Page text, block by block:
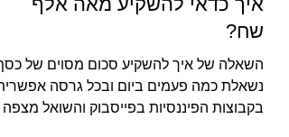
7 בנוב׳ 2023
זמן קריאה 2 דקות
איך כדאי להשקיע מאה אלף
שח?
השאלה של איך להשקיע סכום מסוים של